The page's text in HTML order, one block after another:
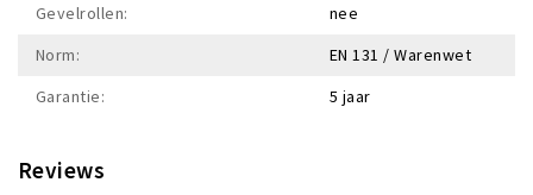
Gevelrollen:
nee
Norm:
EN 131 / Warenwet
Garantie:
5 jaar
Reviews